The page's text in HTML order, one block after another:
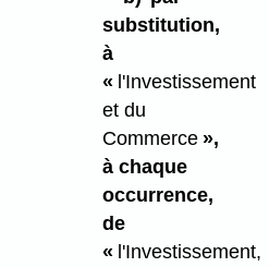
substitution,
à
« l'Investissement
et du
Commerce »,
à chaque
occurrence,
de
« l'Investissement,